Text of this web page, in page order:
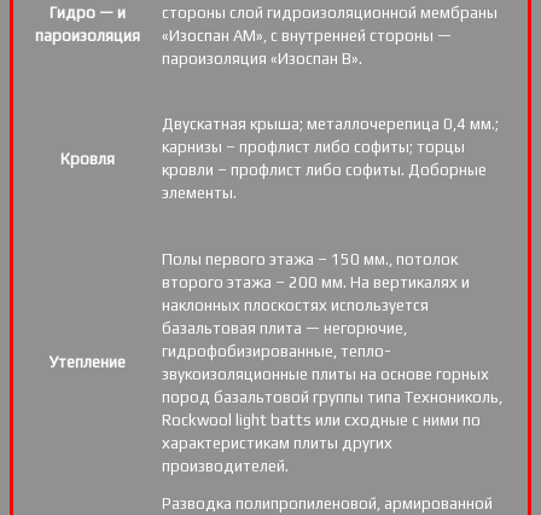
Гидро — и
пароизоляция
стороны слой гидроизоляционной мембраны
«Изоспан АМ», с внутренней стороны —
пароизоляция «Изоспан B».
Кровля
Двускатная крыша; металлочерепица 0,4 мм.;
карнизы – профлист либо софиты; торцы
кровли – профлист либо софиты. Доборные
элементы.
Утепление
Полы первого этажа – 150 мм., потолок
второго этажа – 200 мм. На вертикалях и
наклонных плоскостях используется
базальтовая плита — негорючие,
гидрофобизированные, тепло-
звукоизоляционные плиты на основе горных
пород базальтовой группы типа Технониколь,
Rockwool light batts или сходные с ними по
характеристикам плиты других
производителей.
Разводка полипропиленовой, армированной